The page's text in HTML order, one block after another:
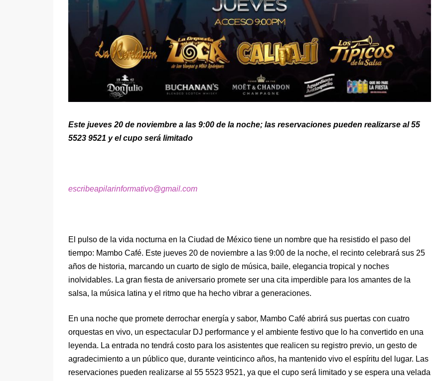
Este jueves 20 de noviembre a las 9:00 de la noche; las reservaciones pueden realizarse al 55
5523 9521 y el cupo será limitado
escribeapilarinformativo@gmail.com
El pulso de la vida nocturna en la Ciudad de México tiene un nombre que ha resistido el paso del
tiempo: Mambo Café. Este jueves 20 de noviembre a las 9:00 de la noche, el recinto celebrará sus 25
años de historia, marcando un cuarto de siglo de música, baile, elegancia tropical y noches
inolvidables. La gran fiesta de aniversario promete ser una cita imperdible para los amantes de la
salsa, la música latina y el ritmo que ha hecho vibrar a generaciones.
En una noche que promete derrochar energía y sabor, Mambo Café abrirá sus puertas con cuatro
orquestas en vivo, un espectacular DJ performance y el ambiente festivo que lo ha convertido en una
leyenda. La entrada no tendrá costo para los asistentes que realicen su registro previo, un gesto de
agradecimiento a un público que, durante veinticinco años, ha mantenido vivo el espíritu del lugar. Las
reservaciones pueden realizarse al 55 5523 9521, ya que el cupo será limitado y se espera una velada